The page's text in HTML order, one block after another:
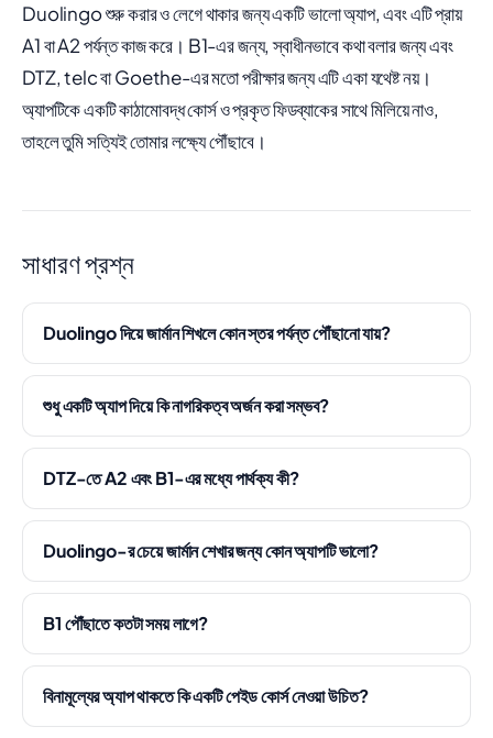
Duolingo শুরু করার ও লেগে থাকার জন্য একটি ভালো অ্যাপ, এবং এটি প্রায়
A1 বা A2 পর্যন্ত কাজ করে। B1-এর জন্য, স্বাধীনভাবে কথা বলার জন্য এবং
DTZ, telc বা Goethe-এর মতো পরীক্ষার জন্য এটি একা যথেষ্ট নয়।
অ্যাপটিকে একটি কাঠামোবদ্ধ কোর্স ও প্রকৃত ফিডব্যাকের সাথে মিলিয়ে নাও,
তাহলে তুমি সত্যিই তোমার লক্ষ্যে পৌঁছাবে।
সাধারণ প্রশ্ন
Duolingo দিয়ে জার্মান শিখলে কোন স্তর পর্যন্ত পৌঁছানো যায়?
শুধু একটি অ্যাপ দিয়ে কি নাগরিকত্ব অর্জন করা সম্ভব?
DTZ-তে A2 এবং B1-এর মধ্যে পার্থক্য কী?
Duolingo-র চেয়ে জার্মান শেখার জন্য কোন অ্যাপটি ভালো?
B1 পৌঁছাতে কতটা সময় লাগে?
বিনামূল্যের অ্যাপ থাকতে কি একটি পেইড কোর্স নেওয়া উচিত?